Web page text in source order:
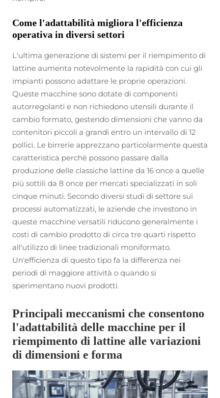
Come l'adattabilità migliora l'efficienza
operativa in diversi settori
L'ultima generazione di sistemi per il riempimento di
lattine aumenta notevolmente la rapidità con cui gli
impianti possono adattare le proprie operazioni.
Queste macchine sono dotate di componenti
autorregolanti e non richiedono utensili durante il
cambio formato, gestendo dimensioni che vanno da
contenitori piccoli a grandi entro un intervallo di 12
pollici. Le birrerie apprezzano particolarmente questa
caratteristica perché possono passare dalla
produzione delle classiche lattine da 16 once a quelle
più sottili da 8 once per mercati specializzati in soli
cinque minuti. Secondo diversi studi di settore sui
processi automatizzati, le aziende che investono in
queste macchine versatili riducono generalmente i
costi di cambio prodotto di circa tre quarti rispetto
all'utilizzo di linee tradizionali moniformato.
Un'efficienza di questo tipo fa la differenza nei
periodi di maggiore attività o quando si
sperimentano nuovi prodotti.
Principali meccanismi che consentono
l'adattabilità delle macchine per il
riempimento di lattine alle variazioni
di dimensioni e forma